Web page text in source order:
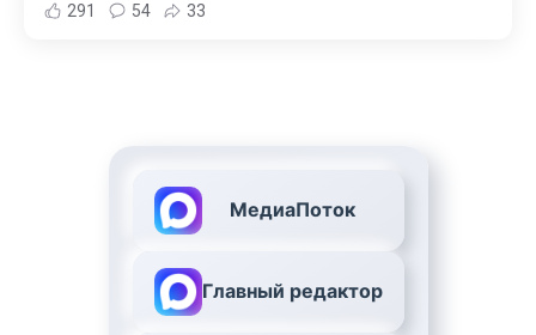
291 54 33
МедиаПоток
Главный редактор